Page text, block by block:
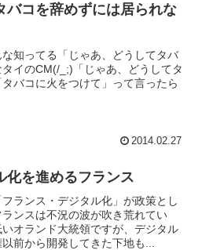
バコを辞めずには居られな
知ってる「じゃあ、どうしてタバ
イのCM(/_;)「じゃあ、どうしてタ
バコに火をつけて」って言ったら
2014.02.27
化を進めるフランス
ランス・デジタル化」が政策とし
ンスは不況の波が吹き荒れてい
オランド大統領ですが、デジタル
前から開発してきた下地も...